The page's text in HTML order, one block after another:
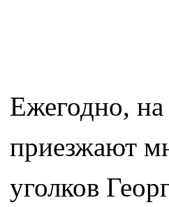
Ежегодно,
приезжают
уголков